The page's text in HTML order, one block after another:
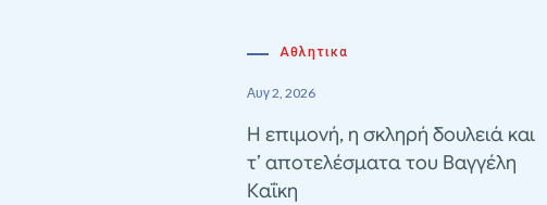
Αθλητικα
Αυγ 2, 2026
Η επιμονή, η σκληρή δουλειά και
τ’ αποτελέσματα του Βαγγέλη
Καΐκη